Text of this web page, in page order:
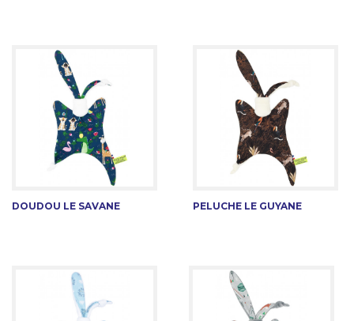
DOUDOU LE SAVANE PELUCHE LE GUYANE